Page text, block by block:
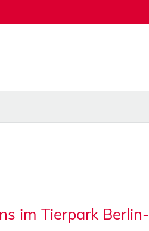
im Tierpark Berlin-